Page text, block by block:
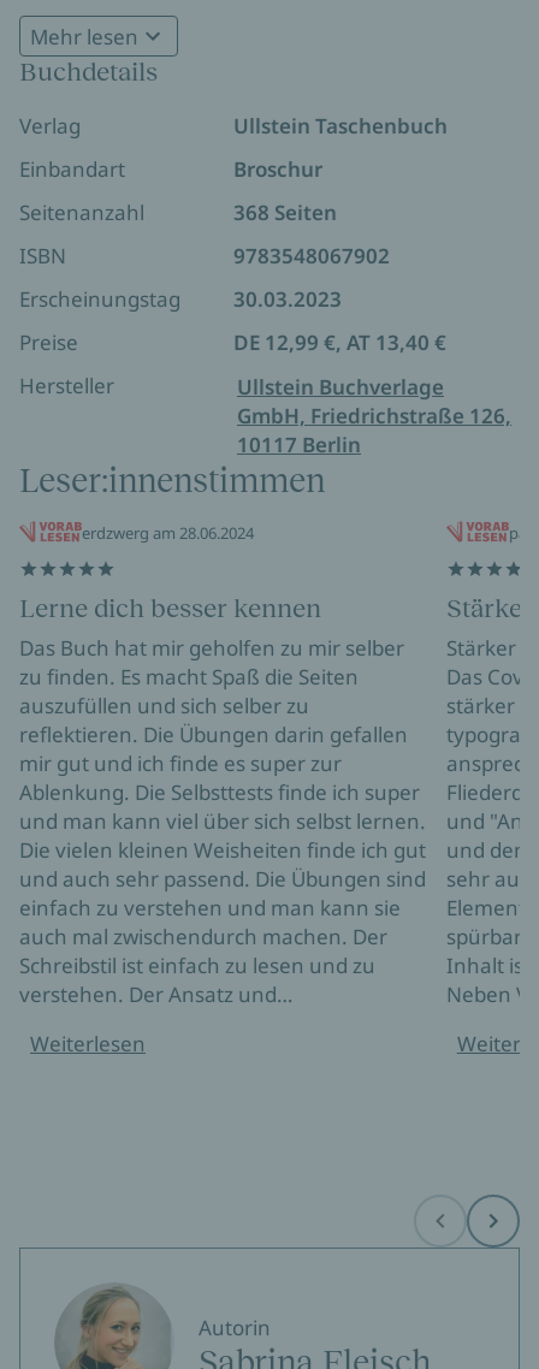
verwirklichen!
Wovor soll ich beschützt werden?
Angst ist aber nicht unbedingt schlecht. Dieses
intensive Gefühl ist ein wichtiger Hinweis. Ein
Hinweis darauf, dass du Zweifel hast – an dir selbst
als Person, an deinen Fähigkeiten, Talenten oder
auch Wünschen. Du glaubst nicht daran. Du siehst,
was schiefgehen kann, was du nicht schaffen wirst
und was dich aufhält. Angst beschützt dich - das
glaubst du zumindest. Wovor will dich deine Angst
schützen? Woran zweifelst du? Sind diese Sorgen
berechtigt? Helfen sie dir oder halten sie dich nur
auf?
Nichts kann mich aufhalten!
Wie du mit deiner Angst umgehen kannst, wie diese
einer deiner wichtigsten Motivationsfaktoren wird
und wie du an dich glaubst, noch stärker wirst und
deinen eigenen, angstbefreiten Weg gehst, das
erarbeitest du dir in diesem Arbeitsbuch.
Wichtiger Hinweis: Die Ratschläge in diesem Buch
sind von der Autorin und dem Verlag sorgfältig
erwogen und geprüft. Sie bieten jedoch keinen
psychologische Hilfe.
Mehr lesen
Buchdetails
Verlag
Ullstein Taschenbuch
Einbandart
Broschur
Seitenanzahl
368 Seiten
ISBN
9783548067902
Erscheinungstag
30.03.2023
Preise
DE 12,99 €, AT 13,40 €
Hersteller
Ullstein Buchverlage
GmbH, Friedrichstraße 126,
10117 Berlin
Leser:innenstimmen
erdzwerg am 28.06.2024
Lerne dich besser kennen
Das Buch hat mir geholfen zu mir selber
zu finden. Es macht Spaß die Seiten
auszufüllen und sich selber zu
reflektieren. Die Übungen darin gefallen
mir gut und ich finde es super zur
Ablenkung. Die Selbsttests finde ich super
und man kann viel über sich selbst lernen.
Die vielen kleinen Weisheiten finde ich gut
und auch sehr passend. Die Übungen sind
einfach zu verstehen und man kann sie
auch mal zwischendurch machen. Der
Schreibstil ist einfach zu lesen und zu
verstehen. Der Ansatz und…
Weiterlesen
Stärker
Stärker
Das
stärker
und
und den
sehr auf
spürbar.
Inhalt ist
Neben
Before Next
Autorin